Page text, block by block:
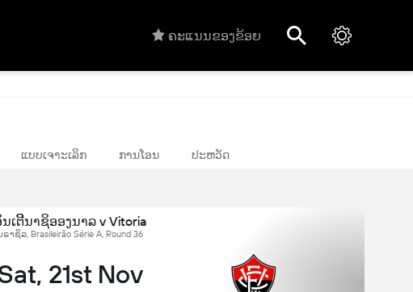
ຄະແນນຂອງຂ້ອຍ
ແບບເຈາະເລິກ ການໂອນ ປະຫວັດ
ເຕີີນາຊິອອງນາລ v Vitoria
ຣາຊິລ, Brasileirão Série A, Round 36
21st Nov